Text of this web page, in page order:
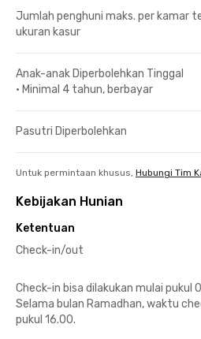
Jumlah penghuni maks. per kamar
ukuran kasur
Anak-anak Diperbolehkan Tinggal
• Minimal 4 tahun, berbayar
Pasutri Diperbolehkan
Untuk permintaan khusus, Hubungi Tim
Kebijakan Hunian
Ketentuan
Check-in/out
Check-in bisa dilakukan mulai pukul
Selama bulan Ramadhan, waktu
pukul 16.00.